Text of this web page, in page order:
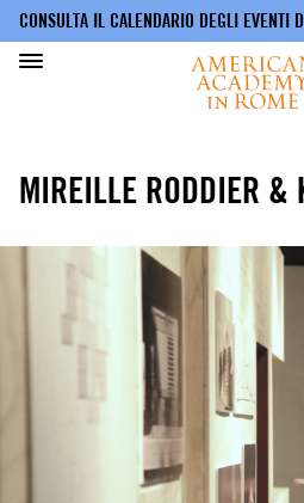
contenuto
principale
CONSULTA IL CALENDARIO DEGLI EVENTI
MIREILLE RODDIER &